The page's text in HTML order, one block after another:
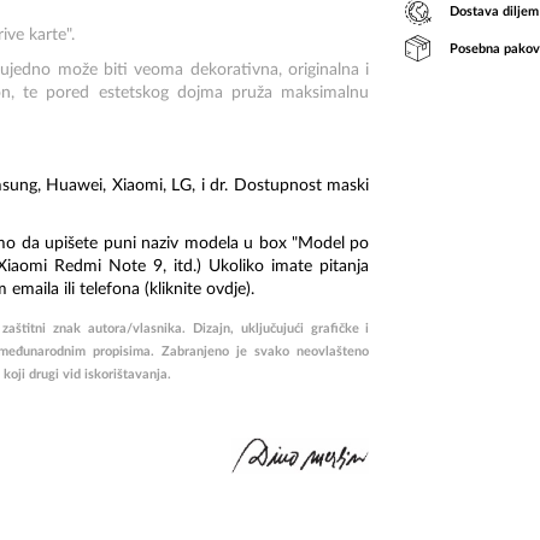
karte".
može biti veoma dekorativna, originalna i
te pored estetskog dojma pruža maksimalnu
Huawei, Xiaomi, LG, i dr. Dostupnost maski
da upišete puni naziv modela u box "Model po
Redmi Note 9, itd.) Ukoliko imate pitanja
emaila ili telefona (kliknite ovdje).
znak autora/vlasnika. Dizajn, uključujući grafičke i
propisima. Zabranjeno je svako neovlašteno
drugi vid iskorištavanja.
Dostava
Posebna